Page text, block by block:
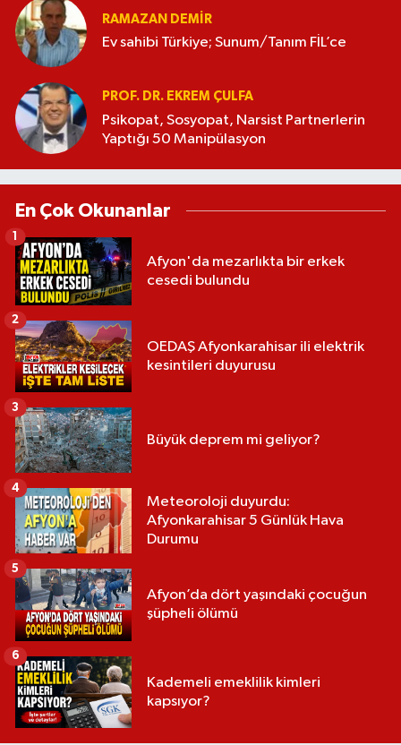
RAMAZAN DEMİR
Ev sahibi Türkiye; Sunum/Tanım FİL’ce
PROF. DR. EKREM ÇULFA
Psikopat, Sosyopat, Narsist Partnerlerin
Yaptığı 50 Manipülasyon
En Çok Okunanlar
Afyon'da mezarlıkta bir erkek
cesedi bulundu
1
OEDAŞ Afyonkarahisar ili elektrik
kesintileri duyurusu
2
Büyük deprem mi geliyor?
3
Meteoroloji duyurdu:
Afyonkarahisar 5 Günlük Hava
Durumu
4
Afyon’da dört yaşındaki çocuğun
şüpheli ölümü
5
Kademeli emeklilik kimleri
kapsıyor?
6